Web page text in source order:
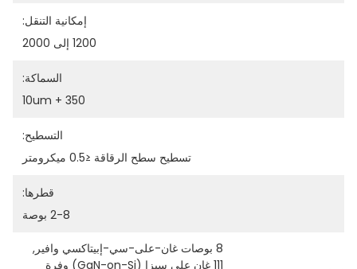
إمكانية التنقل:
1200 إلى 2000
السماكة:
350 + 10um
التسطيح:
تسطيح سطح الرقاقة ≤0.5 ميكرومتر
قطرها:
2-8 بوصة
8 بوصات غان-على-سي-إبيتاكسي وافير
,